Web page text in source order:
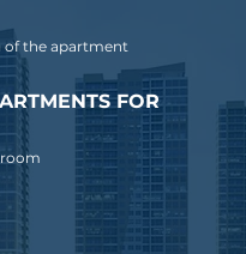
of the apartment
FOR